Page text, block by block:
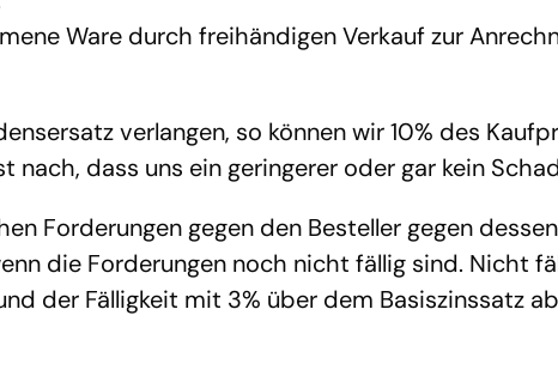
Ware durch freihändigen Verkauf zur
verlangen, so können wir 10% des
nach, dass uns ein geringerer oder gar kein
Forderungen gegen den Besteller gegen
die Forderungen noch nicht fällig sind. Nicht
der Fälligkeit mit 3% über dem Basiszinssatz